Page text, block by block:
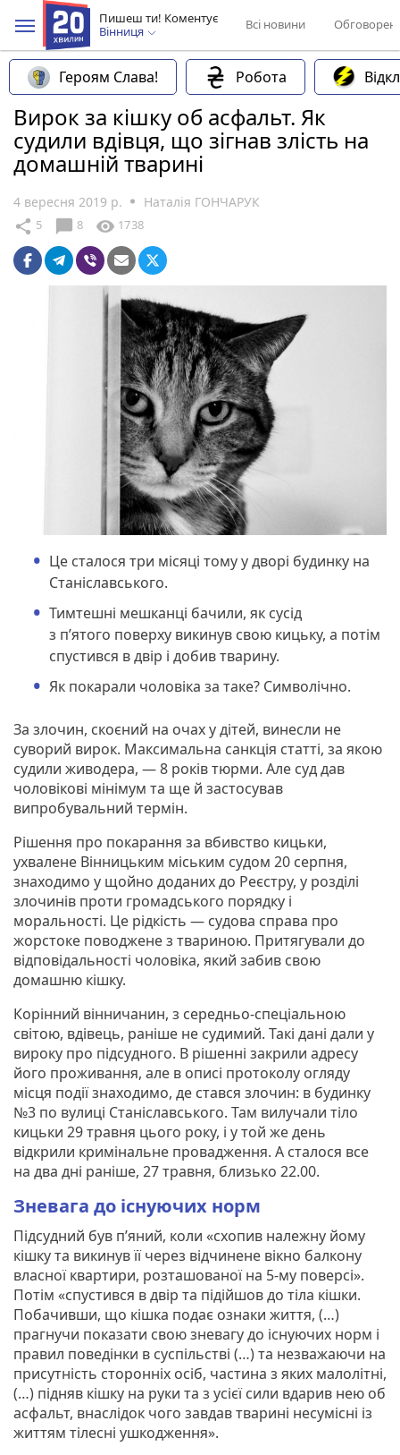
Пишеш ти! Коментує
Вінниця
Всі новини
Героям Слава! Робота
Вирок за кішку об асфальт. Як
судили вдівця, що зігнав злість на
домашній тварині
4 вересня 2019 р. Наталія ГОНЧАРУК
share 5 chat_bubble 8 visibility 1738
Це сталося три місяці тому у дворі будинку на
Станіславського.
Тимтешні мешканці бачили, як сусід
з п’ятого поверху викинув свою кицьку, а потім
спустився в двір і добив тварину.
Як покарали чоловіка за таке? Символічно.
За злочин, скоєний на очах у дітей, винесли не
суворий вирок. Максимальна санкція статті, за якою
судили живодера, — 8 років тюрми. Але суд дав
чоловікові мінімум та ще й застосував
випробувальний термін.
Рішення про покарання за вбивство кицьки,
ухвалене Вінницьким міським судом 20 серпня,
знаходимо у щойно доданих до Реєстру, у розділі
злочинів проти громадського порядку і
моральності. Це рідкість — судова справа про
жорстоке поводжене з твариною. Притягували до
відповідальності чоловіка, який забив свою
домашню кішку.
Корінний вінничанин, з середньо-спеціальною
світою, вдівець, раніше не судимий. Такі дані дали у
вироку про підсудного. В рішенні закрили адресу
його проживання, але в описі протоколу огляду
місця події знаходимо, де стався злочин: в будинку
№3 по вулиці Станіславського. Там вилучали тіло
кицьки 29 травня цього року, і у той же день
відкрили кримінальне провадження. А сталося все
на два дні раніше, 27 травня, близько 22.00.
Зневага до існуючих норм
Підсудний був п’яний, коли «схопив належну йому
кішку та викинув її через відчинене вікно балкону
власної квартири, розташованої на 5-му поверсі».
Потім «спустився в двір та підійшов до тіла кішки.
Побачивши, що кішка подає ознаки життя, (…)
прагнучи показати свою зневагу до існуючих норм і
правил поведінки в суспільстві (…) та незважаючи на
присутність сторонніх осіб, частина з яких малолітні,
(…) підняв кішку на руки та з усієї сили вдарив нею об
асфальт, внаслідок чого завдав тварині несумісні із
життям тілесні ушкодження».